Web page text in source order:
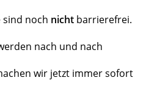
sind noch nichtbarrierefrei.
nach und nach
wir jetzt immer sofort